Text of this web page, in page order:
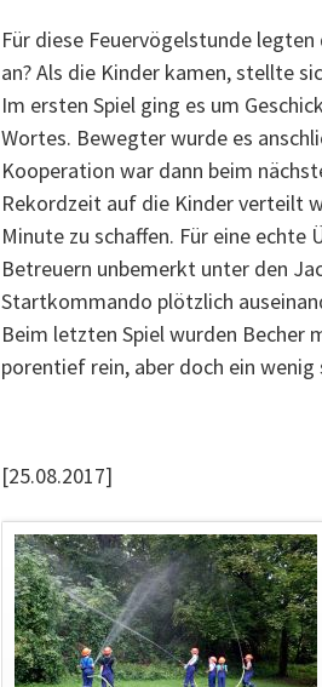
Für diese Feuervögelstunde
an? Als die Kinder kamen, stellte
Im ersten Spiel ging es um
Wortes. Bewegter wurde es
Kooperation war dann beim
Rekordzeit auf die Kinder verteilt
Minute zu schaffen. Für eine
Betreuern unbemerkt unter den
Startkommando plötzlich
Beim letzten Spiel wurden Becher
porentief rein, aber doch ein wenig
[25.08.2017]